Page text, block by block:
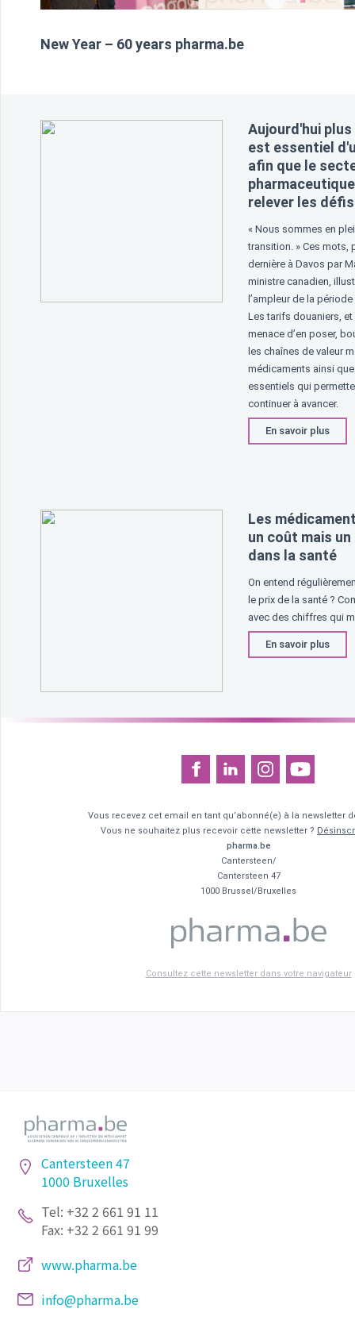
New Year – 60 years pharma.be
Aujourd'hui
est essentiel
afin que le
relever les
« Nous sommes en
transition. » Ces mots,
dernière à Davos par
ministre canadien,
l’ampleur de la
Les tarifs douaniers,
menace d’en poser,
les chaînes de valeur
médicaments ainsi
essentiels qui
continuer à avancer.
En savoir plus
Les
un coût mais
dans la santé
On entend
le prix de la santé ?
avec des chiffres qui
En savoir plus
Vous recevez cet email en tant qu’abonné(e) à la newsletter
Vous ne souhaitez plus recevoir cette newsletter ?
pharma.be
Cantersteen/
Cantersteen 47
1000 Brussel/Bruxelles
Consultez cette newsletter dans votre navigateur
Cantersteen 47
1000 Bruxelles
Tel: +32 2 661 91 11
Fax: +32 2 661 91 99
www.pharma.be
info@pharma.be